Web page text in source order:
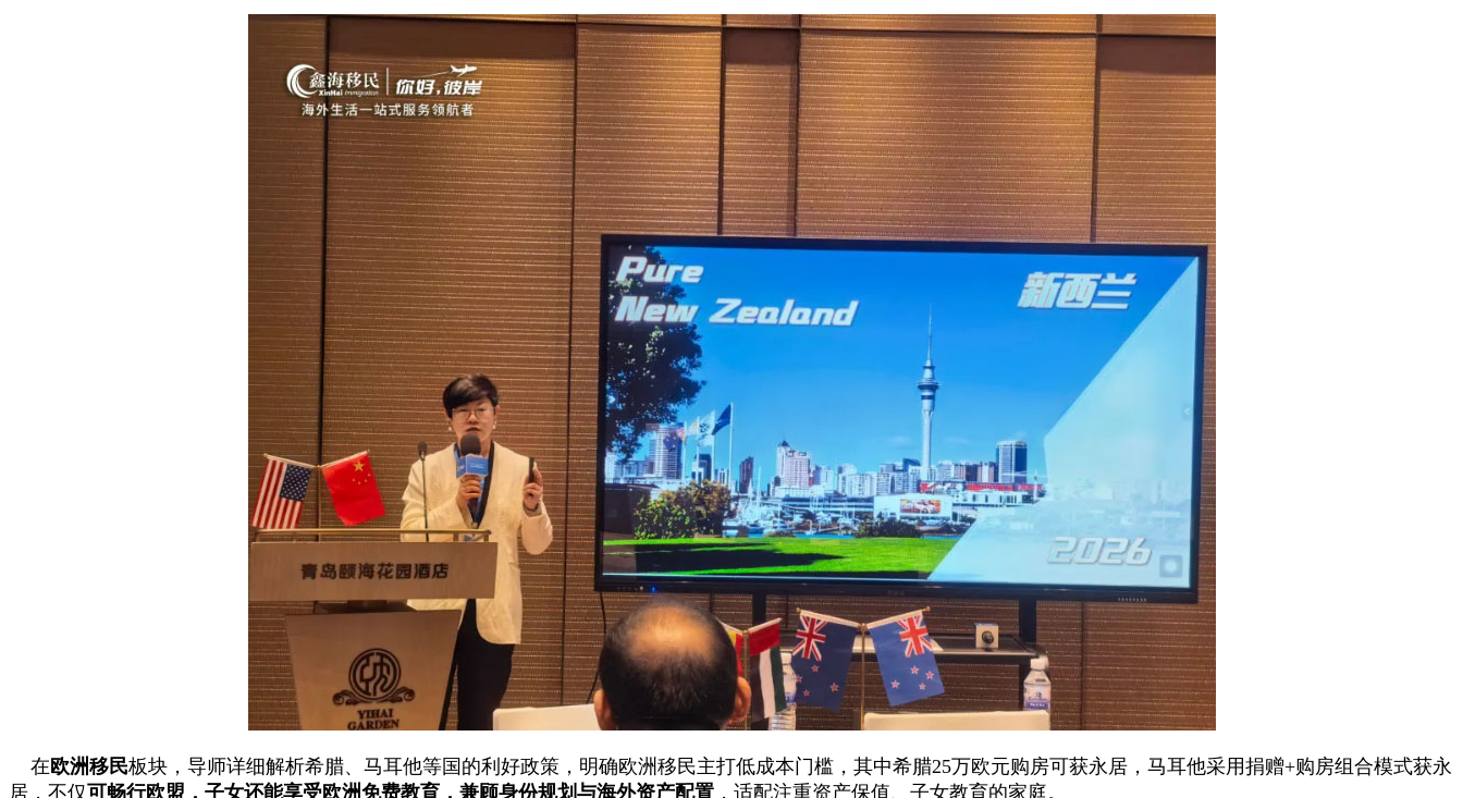
在欧洲移民板块，导师详细解析希腊、马耳他等国的利好政策，明确欧洲移民主打低成本门槛，其中希腊25万欧元购房可获永居，马耳他采用捐赠+购房组合模式获永
居，不仅可畅行欧盟，子女还能享受欧洲免费教育，兼顾身份规划与海外资产配置 ，适配注重资产保值、子女教育的家庭。